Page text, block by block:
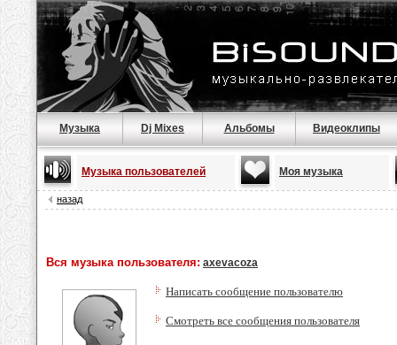
Музыка Dj Mixes Альбомы Видеоклипы
Музыка пользователей Моя музыка
назад
Вся музыка пользователя: axevacoza
Написать сообщение пользователю
Смотреть все сообщения пользователя